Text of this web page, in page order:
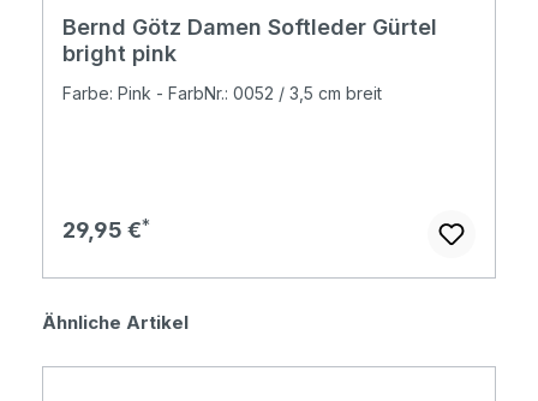
Bernd Götz Damen Softleder Gürtel
bright pink
Farbe: Pink - FarbNr.: 0052 / 3,5 cm breit
Regulärer Preis:
29,95 €
Produktgalerie überspringen
Ähnliche Artikel